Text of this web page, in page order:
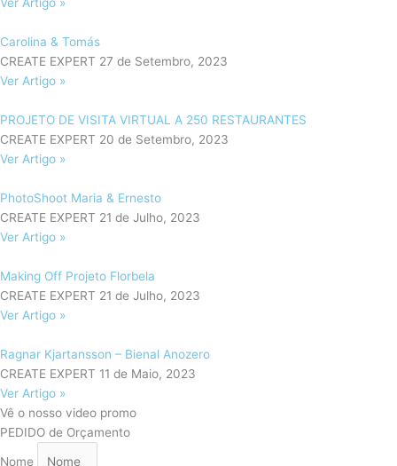
Carolina & Tomás
CREATE EXPERT 27 de Setembro, 2023
Ver Artigo »
PROJETO DE VISITA VIRTUAL A 250 RESTAURANTES
CREATE EXPERT 20 de Setembro, 2023
Ver Artigo »
PhotoShoot Maria & Ernesto
CREATE EXPERT 21 de Julho, 2023
Ver Artigo »
Making Off Projeto Florbela
CREATE EXPERT 21 de Julho, 2023
Ver Artigo »
Ragnar Kjartansson – Bienal Anozero
CREATE EXPERT 11 de Maio, 2023
Ver Artigo »
Vê o nosso video promo
PEDIDO de Orçamento
Nome